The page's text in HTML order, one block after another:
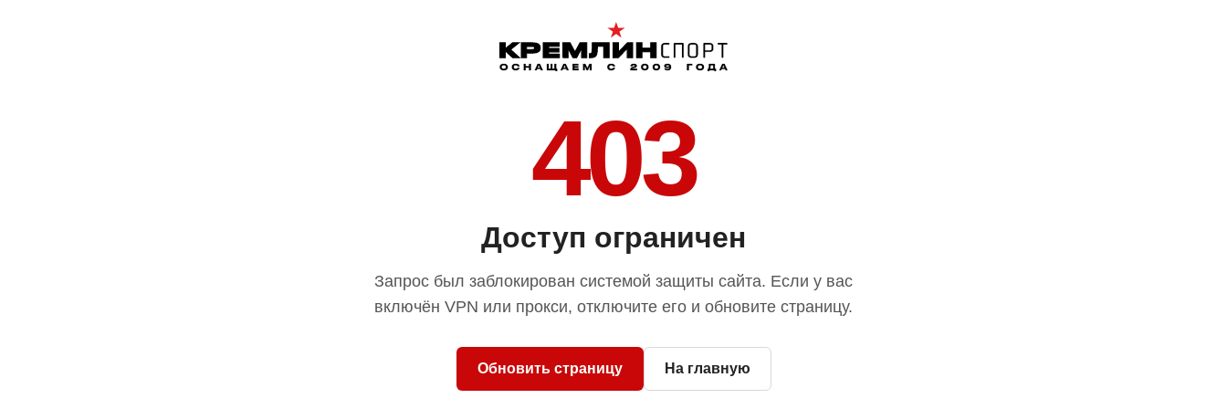
403
Доступ ограничен
Запрос был заблокирован системой защиты сайта. Если у вас
включён VPN или прокси, отключите его и обновите страницу.
Обновить страницу На главную